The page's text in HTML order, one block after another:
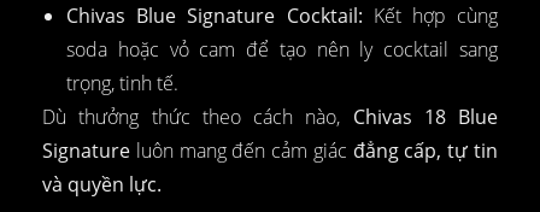
Chivas Blue Signature Cocktail: Kết hợp cùng
soda hoặc vỏ cam để tạo nên ly cocktail sang
trọng, tinh tế.
Dù thưởng thức theo cách nào, Chivas 18 Blue
Signature luôn mang đến cảm giác đẳng cấp, tự tin
và quyền lực.